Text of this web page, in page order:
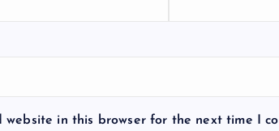
website in this browser for the next time I